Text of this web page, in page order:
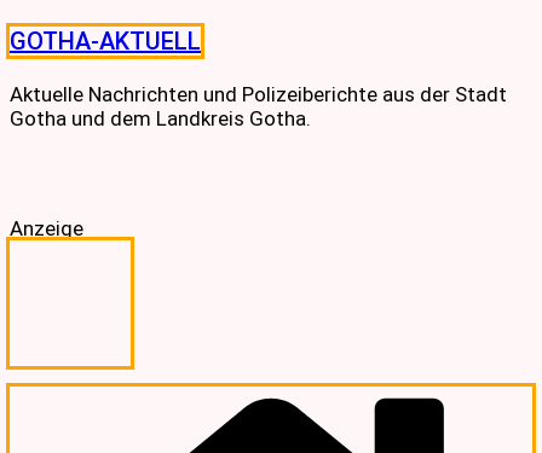
Skip
to
content
GOTHA-AKTUELL
Aktuelle Nachrichten und Polizeiberichte aus der Stadt
Gotha und dem Landkreis Gotha.
Anzeige